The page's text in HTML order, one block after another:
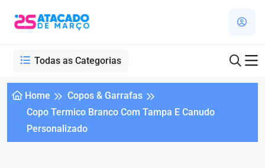
Todas as Categorias
Home
Copos & Garrafas
Copo Termico Branco Com Tampa E Canudo
Personalizado